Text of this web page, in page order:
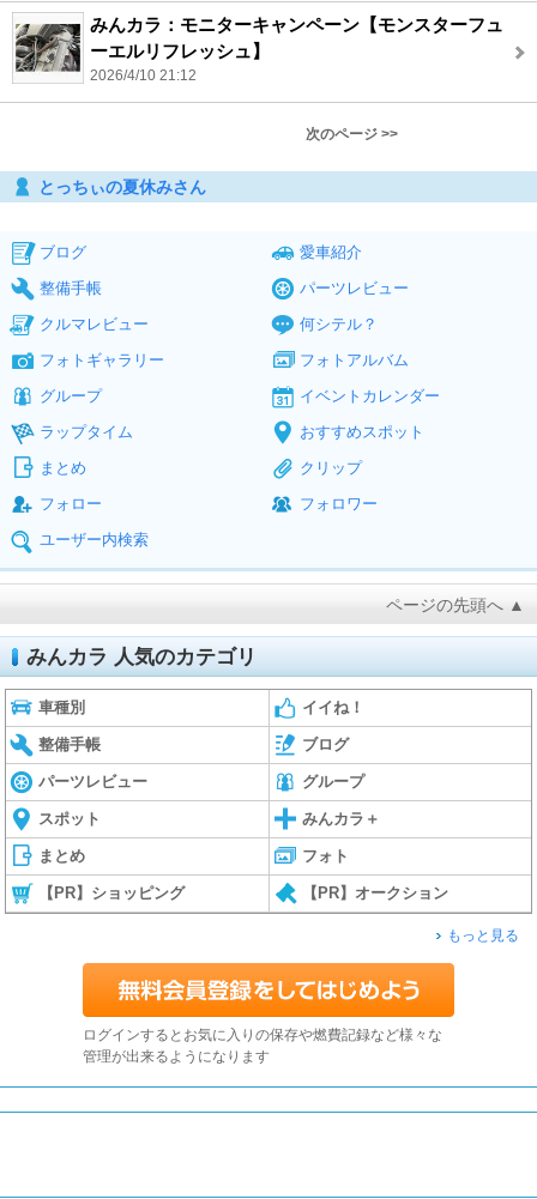
みんカラ：モニターキャンペーン【モンスターフュ
ーエルリフレッシュ】
2026/4/10 21:12
次のページ >>
とっちぃの夏休みさん
ブログ
愛車紹介
整備手帳
パーツレビュー
クルマレビュー
何シテル？
フォトギャラリー
フォトアルバム
グループ
イベントカレンダー
ラップタイム
おすすめスポット
まとめ
クリップ
フォロー
フォロワー
ユーザー内検索
ページの先頭へ ▲
みんカラ 人気のカテゴリ
車種別 イイね！
整備手帳 ブログ
パーツレビュー グループ
スポット みんカラ＋
まとめ フォト
【PR】ショッピング 【PR】オークション
もっと見る
ログインするとお気に入りの保存や燃費記録など様々な
管理が出来るようになります